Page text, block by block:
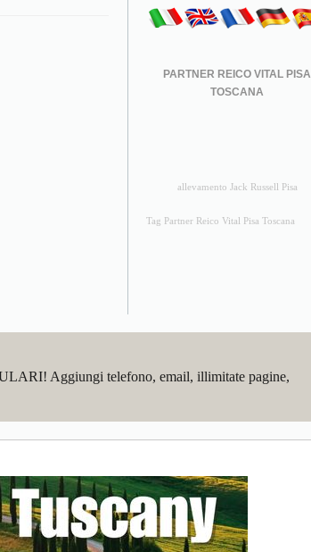
PARTNER REICO VITAL PISA
TOSCANA
allevamento Jack Russell Pisa
Tag Partner Reico Vital Pisa Toscana
Aggiungi telefono, email, illimitate pagine,